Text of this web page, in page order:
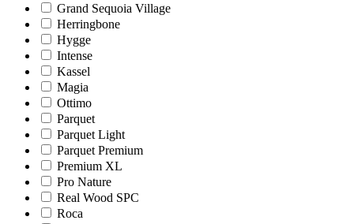
Grand Sequoia Village
Herringbone
Hygge
Intense
Kassel
Magia
Ottimo
Parquet
Parquet Light
Parquet Premium
Premium XL
Pro Nature
Real Wood SPC
Roca